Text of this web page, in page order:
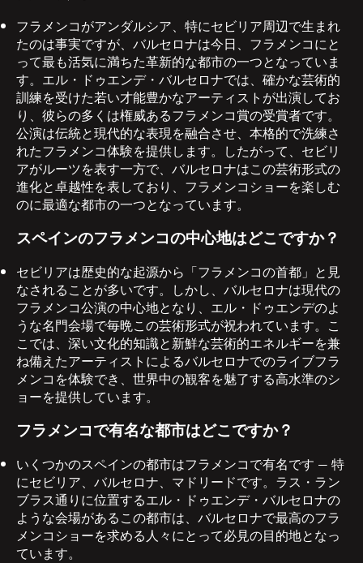
フラメンコがアンダルシア、特にセビリア周辺で生まれ
たのは事実ですが、バルセロナは今日、フラメンコにと
って最も活気に満ちた革新的な都市の一つとなっていま
す。エル・ドゥエンデ・バルセロナでは、確かな芸術的
訓練を受けた若い才能豊かなアーティストが出演してお
り、彼らの多くは権威あるフラメンコ賞の受賞者です。
公演は伝統と現代的な表現を融合させ、本格的で洗練さ
れたフラメンコ体験を提供します。したがって、セビリ
アがルーツを表す一方で、バルセロナはこの芸術形式の
進化と卓越性を表しており、フラメンコショーを楽しむ
のに最適な都市の一つとなっています。
スペインのフラメンコの中心地はどこですか？
セビリアは歴史的な起源から「フラメンコの首都」と見
なされることが多いです。しかし、バルセロナは現代の
フラメンコ公演の中心地となり、エル・ドゥエンデのよ
うな名門会場で毎晩この芸術形式が祝われています。こ
こでは、深い文化的知識と新鮮な芸術的エネルギーを兼
ね備えたアーティストによるバルセロナでのライブフラ
メンコを体験でき、世界中の観客を魅了する高水準のシ
ョーを提供しています。
フラメンコで有名な都市はどこですか？
いくつかのスペインの都市はフラメンコで有名です — 特
にセビリア、バルセロナ、マドリードです。ラス・ラン
ブラス通りに位置するエル・ドゥエンデ・バルセロナの
ような会場があるこの都市は、バルセロナで最高のフラ
メンコショーを求める人々にとって必見の目的地となっ
ています。